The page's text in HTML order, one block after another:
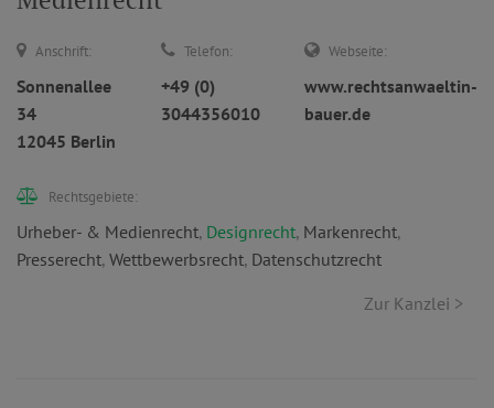
Anschrift:
Sonnenallee
34
12045 Berlin
Telefon:
+49 (0)
3044356010
Webseite:
www.rechtsanwaeltin-
bauer.de
Rechtsgebiete:
Urheber- & Medienrecht, Designrecht, Markenrecht,
Presserecht, Wettbewerbsrecht, Datenschutzrecht
Zur Kanzlei >